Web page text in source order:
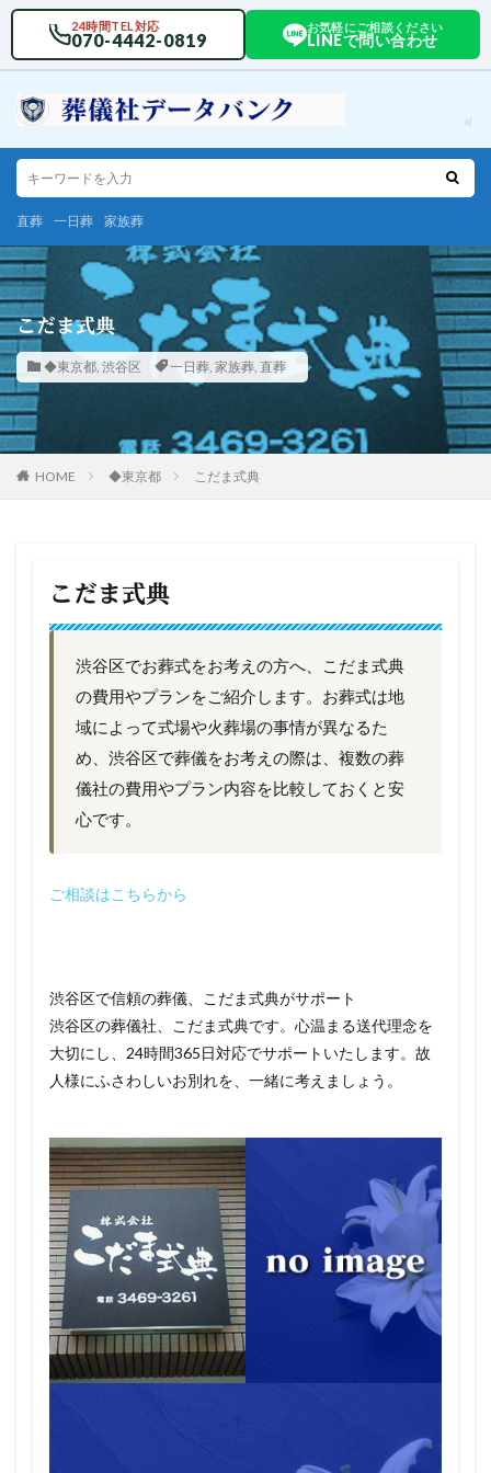
24時間TEL対応
070-4442-0819
お気軽にご相談ください
LINEで問い合わせ
直葬 一日葬 家族葬
こだま式典
◆東京都, 渋谷区 一日葬, 家族葬, 直葬
HOME ◆東京都 こだま式典
こだま式典
渋谷区でお葬式をお考えの方へ、こだま式典
の費用やプランをご紹介します。お葬式は地
域によって式場や火葬場の事情が異なるた
め、渋谷区で葬儀をお考えの際は、複数の葬
儀社の費用やプラン内容を比較しておくと安
心です。
ご相談はこちらから
渋谷区で信頼の葬儀、こだま式典がサポート
渋谷区の葬儀社、こだま式典です。心温まる送代理念を
大切にし、24時間365日対応でサポートいたします。故
人様にふさわしいお別れを、一緒に考えましょう。